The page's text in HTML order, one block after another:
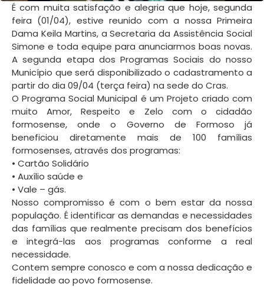
É com muita satisfação e alegria que hoje, segunda
feira (01/04), estive reunido com a nossa Primeira
Dama Keila Martins, a Secretaria da Assistência Social
Simone e toda equipe para anunciarmos boas novas.
A segunda etapa dos Programas Sociais do nosso
Município que será disponibilizado o cadastramento a
partir do dia 09/04 (terça feira) na sede do Cras.
O Programa Social Municipal é um Projeto criado com
muito Amor, Respeito e Zelo com o cidadão
formosense, onde o Governo de Formoso já
beneficiou diretamente mais de 100 famílias
formosenses, através dos programas:
• Cartão Solidário
• Auxílio saúde e
• Vale – gás.
Nosso compromisso é com o bem estar da nossa
população. É identificar as demandas e necessidades
das famílias que realmente precisam dos benefícios
e integrá-las aos programas conforme a real
necessidade.
Contem sempre conosco e com a nossa dedicação e
fidelidade ao povo formosense.